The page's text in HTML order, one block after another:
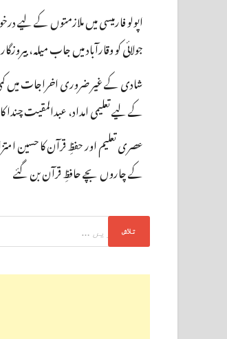
جولائی کو وقارآباد میں جاب میلہ،
کے لیے تعلیمی امداد، عبدالمقیت چندا
عصری تعلیم اور حفظِ قرآن کا حسین
کے چاروں بچے حافظِ قرآن بن گئے